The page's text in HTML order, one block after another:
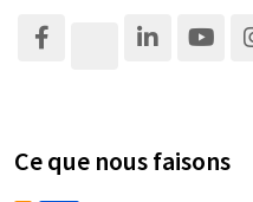
Ce que nous faisons